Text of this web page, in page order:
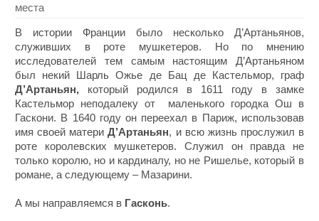
места
В истории Франции было несколько Д’Артаньянов,
служивших в роте мушкетеров. Но по мнению
исследователей тем самым настоящим Д’Артаньяном
был некий Шарль Ожье де Бац де Кастельмор, граф
Д’Артаньян, который родился в 1611 году в замке
Кастельмор неподалеку от маленького городка Ош в
Гаскони. В 1640 году он переехал в Париж, использовав
имя своей материД’Артаньян, и всю жизнь прослужил в
роте королевских мушкетеров. Служил он правда не
только королю, но и кардиналу, но не Ришелье, который в
романе, а следующему – Мазарини.
А мы направляемся в Гасконь.